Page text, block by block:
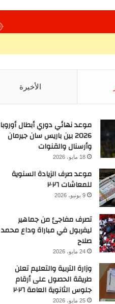
الأخيرة
موعد نهائي دوري أبطال أوروبا
2026 بين باريس سان جيرمان
وأرسنال والقنوات
18 مايو، 2026
موعد صرف الزيادة السنوية
للمعاشات ٢٠٢٦
9 يونيو، 2026
تصرف مفاجئ من جماهير
ليفربول في مباراة وداع محمد
صلاح
24 مايو، 2026
وزارة التربية والتعليم تعلن
طريقة الحصول على أرقام
جلوس الثانوية العامة ٢٠٢٦
25 مايو، 2026